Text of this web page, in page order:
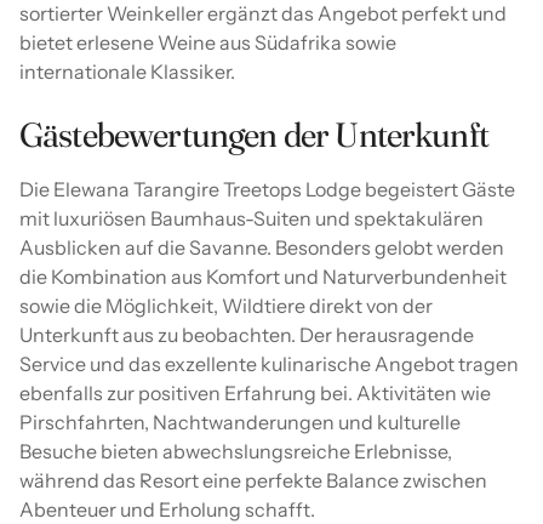
sortierter Weinkeller ergänzt das Angebot perfekt und
bietet erlesene Weine aus Südafrika sowie
internationale Klassiker.
Gästebewertungen der Unterkunft
Die Elewana Tarangire Treetops Lodge begeistert Gäste
mit luxuriösen Baumhaus-Suiten und spektakulären
Ausblicken auf die Savanne. Besonders gelobt werden
die Kombination aus Komfort und Naturverbundenheit
sowie die Möglichkeit, Wildtiere direkt von der
Unterkunft aus zu beobachten. Der herausragende
Service und das exzellente kulinarische Angebot tragen
ebenfalls zur positiven Erfahrung bei. Aktivitäten wie
Pirschfahrten, Nachtwanderungen und kulturelle
Besuche bieten abwechslungsreiche Erlebnisse,
während das Resort eine perfekte Balance zwischen
Abenteuer und Erholung schafft.